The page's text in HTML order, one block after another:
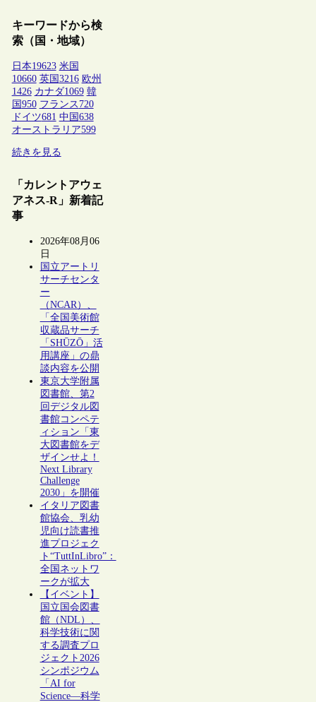
キーワードから検
索（国・地域）
日本19623 米国
10660 英国 3216 欧州
1426 カナダ1069 韓
国 950 フランス 720
ドイツ681 中国 638
オーストラリア599
続きを見る
「カレントアウェ
アネス-R」新着記
事
2026年08月06
日
国立アートリ
サーチセンタ
ー
（NCAR）、
「全国美術館
収蔵品サーチ
「SHŪZŌ」活
用講座」の鼎
談内容を公開
東京大学附属
図書館、第2
回デジタル図
書館コンペテ
ィション「東
大図書館をデ
ザインせよ！
Next Library
Challenge
2030」を開催
イタリア図書
館協会、乳幼
児向け読書推
進プロジェク
ト“TuttInLibro”：
全国ネットワ
ークが拡大
【イベント】
国立国会図書
館（NDL）、
科学技術に関
する調査プロ
ジェクト2026
シンポジウム
「AI for
Science―科学